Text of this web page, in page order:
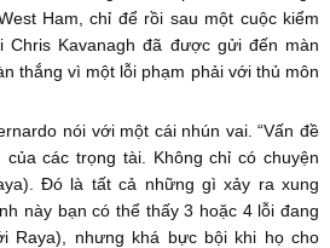
Ham, chỉ để rồi sau một cuộc kiểm
Chris Kavanagh đã được gửi đến màn
thắng vì một lỗi phạm phải với thủ môn
nói với một cái nhún vai. “Vấn đề
các trọng tài. Không chỉ có chuyện
Đó là tất cả những gì xảy ra xung
này bạn có thể thấy 3 hoặc 4 lỗi đang
Raya), nhưng khá bực bội khi họ cho